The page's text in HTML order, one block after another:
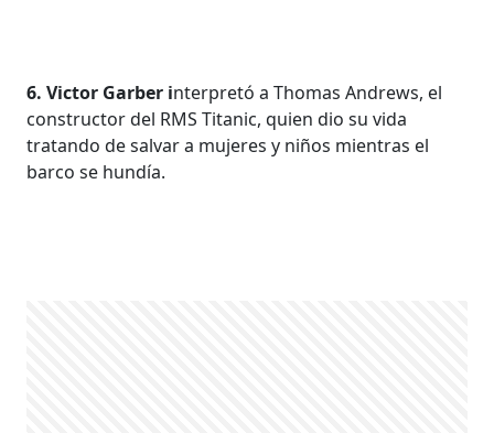
6. Victor Garber interpretó a Thomas Andrews, el
constructor del RMS Titanic, quien dio su vida
tratando de salvar a mujeres y niños mientras el
barco se hundía.